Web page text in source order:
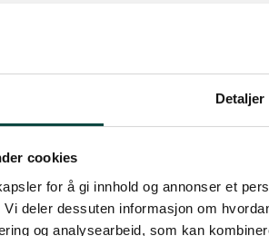
Detaljer
cookies
for å gi innhold og annonser et
deler dessuten informasjon om
og analysearbeid, som kan
sa Vegvesenet. Nå
fra 03. oktober 2022
Hordfast er ingen
Hordfast